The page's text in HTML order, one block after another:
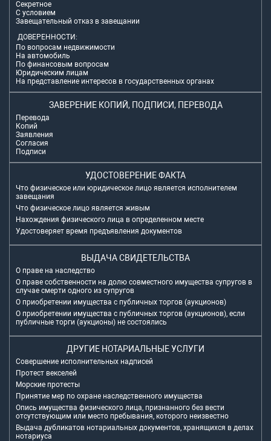
Секретное
С условием
Завещательный отказ в завещании
ДОВЕРЕННОСТИ:
По вопросам недвижимости
На автомобиль
По финансовым вопросам
Юридическим лицам
На представление интересов в государственных органах
ЗАВЕРЕНИЕ КОПИЙ, ПОДПИСИ, ПЕРЕВОДА
Перевода
Копий
Заявления
Согласия
Подписи
УДОСТОВЕРЕНИЕ ФАКТА
Что физическое или юридическое лицо является исполнителем
завещания
Что физическое лицо является живым
Нахождения физического лица в определенном месте
Удостоверяет время предъявления документов
ВЫДАЧА СВИДЕТЕЛЬСТВА
О праве на наследство
О праве собственности на долю совместного имущества супругов в
случае смерти одного из супругов
О приобретении имущества с публичных торгов (аукционов)
О приобретении имущества с публичных торгов (аукционов), если
публичные торги (аукционы) не состоялись
ДРУГИЕ НОТАРИАЛЬНЫЕ УСЛУГИ
Совершение исполнительных надписей
Протест векселей
Морские протесты
Принятие мер по охране наследственного имущества
Опись имущества физического лица, признанного без вести
отсутствующим или место пребывания, которого неизвестно
Выдача дубликатов нотариальных документов, хранящихся в делах
нотариуса